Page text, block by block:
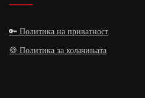
🔑 Политика на приватност
🍪 Политика за колачињата